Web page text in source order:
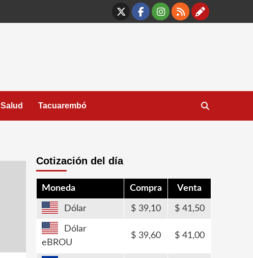
X Facebook
Instagram
RSS
Salud Tacuarembó
Cotización del día
Moneda Compra Venta
Dólar 39,10 41,50
Dólar
eBROU
39,60 41,00